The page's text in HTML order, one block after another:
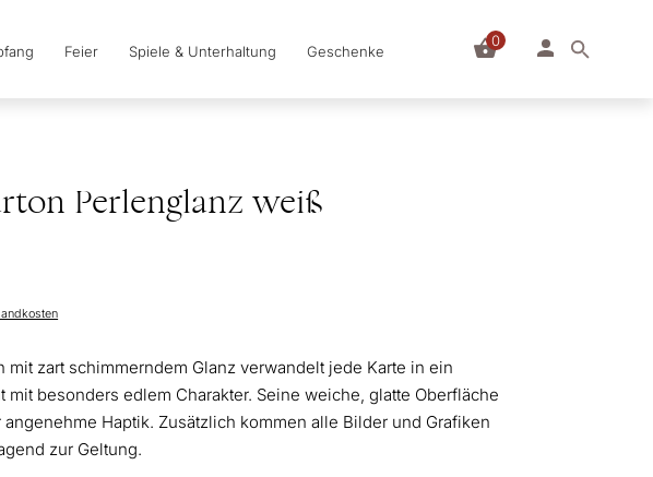
Feier Spiele & Unterhaltung Geschenke
0
Perlenglanz weiß
mit zart schimmerndem Glanz verwandelt jede Karte in ein
mit besonders edlem Charakter. Seine weiche, glatte Oberfläche
Haptik. Zusätzlich kommen alle Bilder und Grafiken
zur Geltung.